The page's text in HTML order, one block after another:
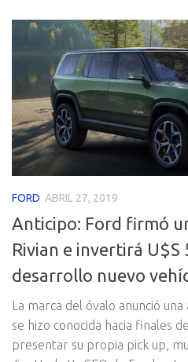
FORD ABRIL 27, 2019
Anticipo: Ford firmó
Rivian e invertirá U$S
desarrollo nuevo
La marca del óvalo anunció
se hizo conocida hacia finales
presentar su propia pick up,